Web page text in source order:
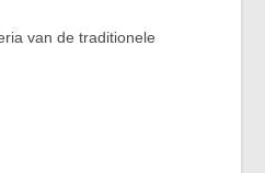
van de traditionele